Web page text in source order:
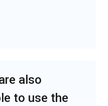
also
to use the